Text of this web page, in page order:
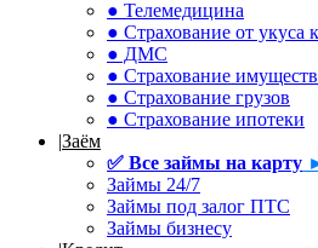
● Телемедицина
● Страхование от укуса
● ДМС
● Страхование
● Страхование грузов
● Страхование ипотеки
|Заём
✅ Все займы на карту
Займы 24/7
Займы под залог ПТС
Займы бизнесу